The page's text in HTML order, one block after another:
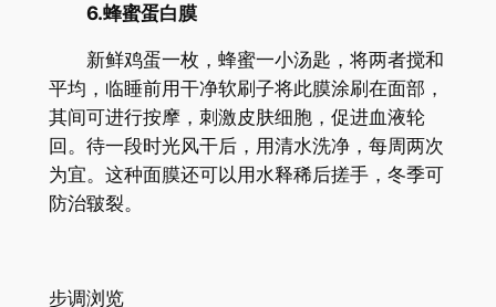
6.蜂蜜蛋白膜
新鲜鸡蛋一枚，蜂蜜一小汤匙，将两者搅和
平均，临睡前用干净软刷子将此膜涂刷在面部，
其间可进行按摩，刺激皮肤细胞，促进血液轮
回。待一段时光风干后，用清水洗净，每周两次
为宜。这种面膜还可以用水释稀后搓手，冬季可
防治皲裂。
步调浏览